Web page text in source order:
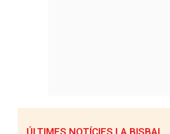
ÚLTIMES NOTÍCIES LA BISBAL